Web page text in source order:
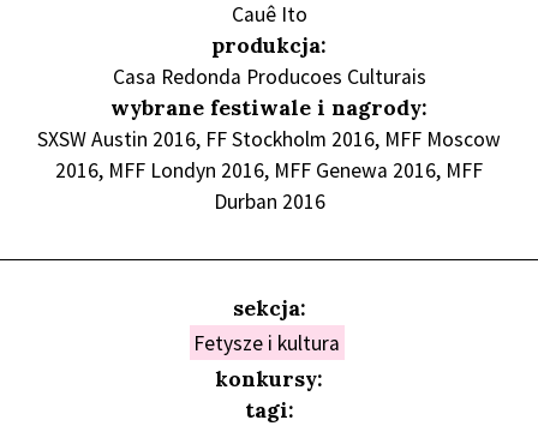
Cauê Ito
produkcja:
Casa Redonda Producoes Culturais
wybrane festiwale i nagrody:
SXSW Austin 2016, FF Stockholm 2016, MFF Moscow
2016, MFF Londyn 2016, MFF Genewa 2016, MFF
Durban 2016
sekcja:
Fetysze i kultura
konkursy:
tagi: